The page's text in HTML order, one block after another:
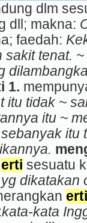
dlm
dll; makna:
faedah:
tenat.
1.
itu tidak ~
itu ~
itu
erti
dikatakan
erti
kata-kata